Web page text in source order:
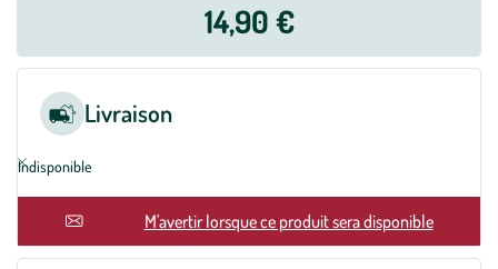
14,90 €
Livraison
Indisponible
M'avertir lorsque ce produit sera disponible